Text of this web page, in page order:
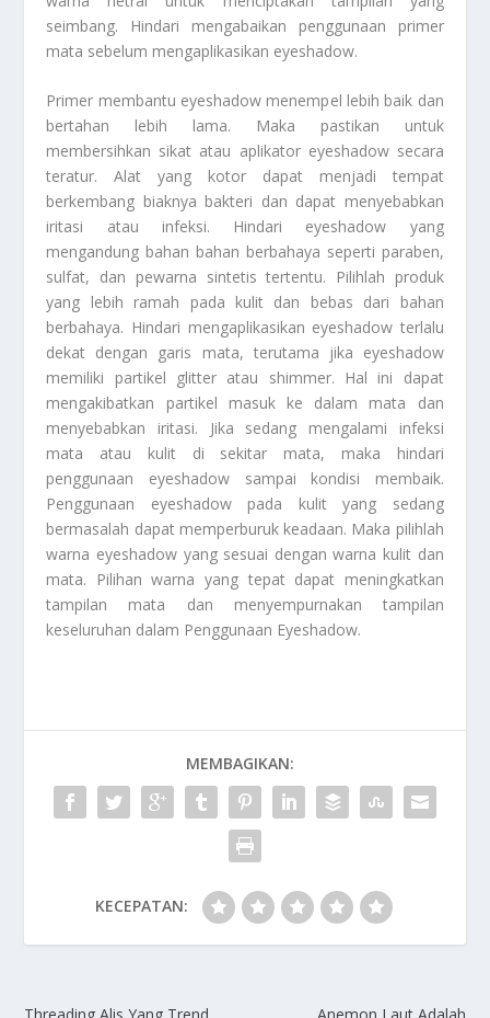
seimbang. Hindari mengabaikan penggunaan primer
mata sebelum mengaplikasikan eyeshadow.
Primer membantu eyeshadow menempel lebih baik dan
bertahan lebih lama. Maka pastikan untuk
membersihkan sikat atau aplikator eyeshadow secara
teratur. Alat yang kotor dapat menjadi tempat
berkembang biaknya bakteri dan dapat menyebabkan
iritasi atau infeksi. Hindari eyeshadow yang
mengandung bahan bahan berbahaya seperti paraben,
sulfat, dan pewarna sintetis tertentu. Pilihlah produk
yang lebih ramah pada kulit dan bebas dari bahan
berbahaya. Hindari mengaplikasikan eyeshadow terlalu
dekat dengan garis mata, terutama jika eyeshadow
memiliki partikel glitter atau shimmer. Hal ini dapat
mengakibatkan partikel masuk ke dalam mata dan
menyebabkan iritasi. Jika sedang mengalami infeksi
mata atau kulit di sekitar mata, maka hindari
penggunaan eyeshadow sampai kondisi membaik.
Penggunaan eyeshadow pada kulit yang sedang
bermasalah dapat memperburuk keadaan. Maka pilihlah
warna eyeshadow yang sesuai dengan warna kulit dan
mata. Pilihan warna yang tepat dapat meningkatkan
tampilan mata dan menyempurnakan tampilan
keseluruhan dalam Penggunaan Eyeshadow.
MEMBAGIKAN:
KECEPATAN: